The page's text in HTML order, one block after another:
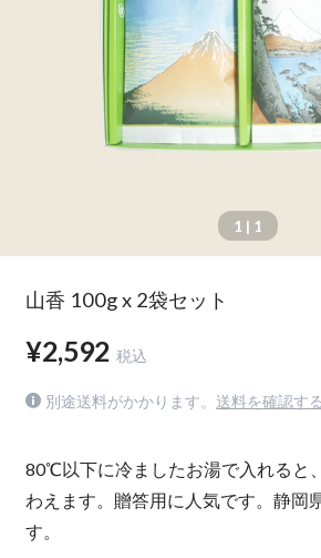
1 | 1
山香 100g x 2袋セット
¥2,592 税込
別途送料がかかります。 送料を確認する
80℃以下に冷ましたお湯で入れると
わえます。贈答用に人気です。静岡
す。